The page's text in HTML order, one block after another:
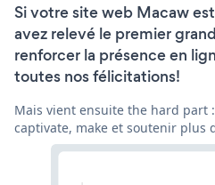
Si votre site web Macaw
avez relevé le premier
renforcer la présence en
toutes nos félicitations!
Mais vient ensuite the hard part
captivate, make et soutenir plus